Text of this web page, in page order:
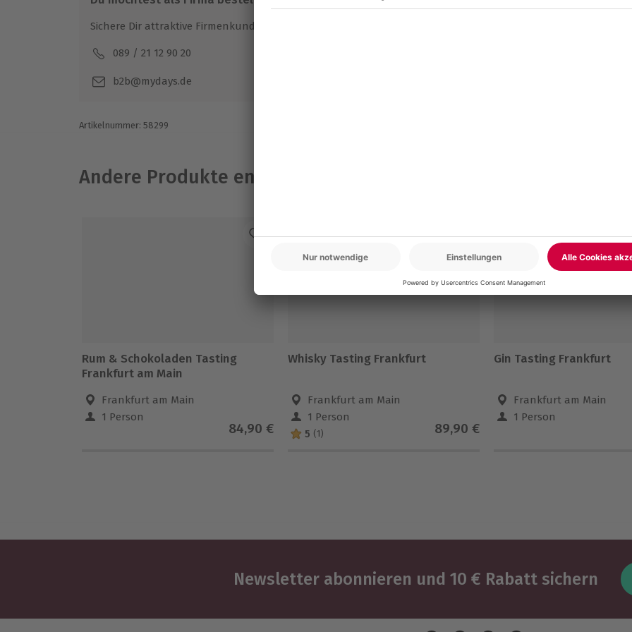
Sichere Dir attraktive Firmenkunden Vorteile.
089 / 21 12 90 20
b2b@mydays.de
Artikelnummer: 58299
Andere Produkte entdecken
Rum & Schokoladen Tasting
Frankfurt am Main
Frankfurt am Main
1 Person
84,90 €
Whisky Tasting Frankfurt
Frankfurt am Main
1 Person
5 (1) 89,90 €
Gin Tasting Frankfurt
Frankfurt am Main
1 Person
Newsletter abonnieren und 10 € Rabatt sichern